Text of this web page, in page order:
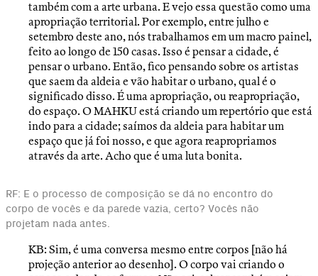
também com a arte urbana. E vejo essa questão como uma
apropriação territorial. Por exemplo, entre julho e
setembro deste ano, nós trabalhamos em um macro painel,
feito ao longo de 150 casas. Isso é pensar a cidade, é
pensar o urbano. Então, fico pensando sobre os artistas
que saem da aldeia e vão habitar o urbano, qual é o
significado disso. É uma apropriação, ou reapropriação,
do espaço. O MAHKU está criando um repertório que está
indo para a cidade; saímos da aldeia para habitar um
espaço que já foi nosso, e que agora reapropriamos
através da arte. Acho que é uma luta bonita.
RF: E o processo de composição se dá no encontro do
corpo de vocês e da parede vazia, certo? Vocês não
projetam nada antes.
KB: Sim, é uma conversa mesmo entre corpos [não há
projeção anterior ao desenho]. O corpo vai criando o